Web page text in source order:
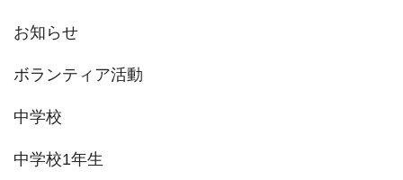
お知らせ
ボランティア活動
中学校
中学校1年生